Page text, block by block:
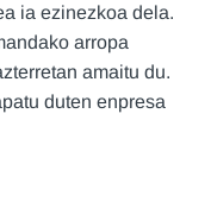
ia ezinezkoa dela.
arropa
amaitu du.
duten enpresa